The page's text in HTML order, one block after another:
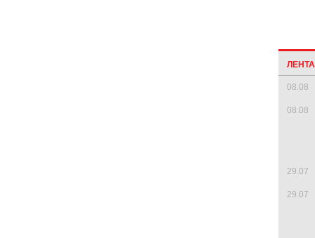
08.08
08.08
29.07
29.07